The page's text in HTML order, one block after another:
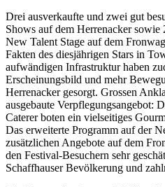
Drei ausverkaufte und zwei gut
Shows auf dem Herrenacker
New Talent Stage auf dem
Fakten des diesjährigen Stars in
aufwändigen Infrastruktur haben
Erscheinungsbild und mehr
Herrenacker gesorgt. Grossen
ausgebaute Verpflegungsangebot:
Caterer boten ein vielseitiges
Das erweiterte Programm auf der
zusätzlichen Angebote auf dem
den Festival-Besuchern sehr
Schaffhauser Bevölkerung und